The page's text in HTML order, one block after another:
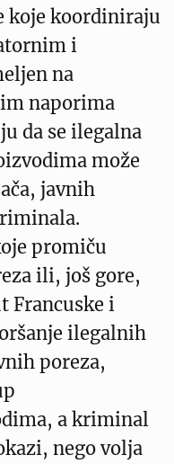
koje koordiniraju
i
na
naporima
da se ilegalna
može
javnih
promiču
ili, još gore,
Francuske i
ilegalnih
poreza,
a kriminal
nego volja